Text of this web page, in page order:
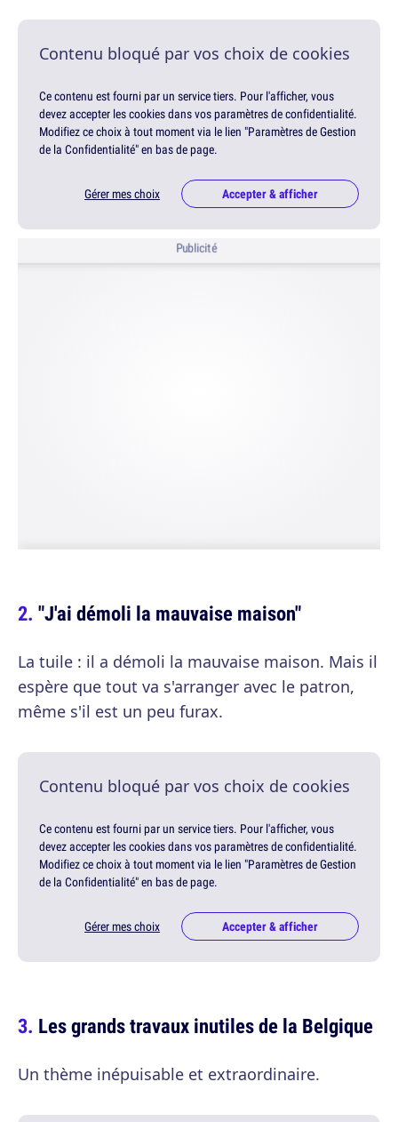
Contenu bloqué par vos choix de cookies
Ce contenu est fourni par un service tiers. Pour l'afficher, vous
devez accepter les cookies dans vos paramètres de confidentialité.
Modifiez ce choix à tout moment via le lien "Paramètres de Gestion
de la Confidentialité" en bas de page.
Gérer mes choix Accepter & afficher
Publicité
"J'ai démoli la mauvaise maison"
La tuile : il a démoli la mauvaise maison. Mais il
espère que tout va s'arranger avec le patron,
même s'il est un peu furax.
Contenu bloqué par vos choix de cookies
Ce contenu est fourni par un service tiers. Pour l'afficher, vous
devez accepter les cookies dans vos paramètres de confidentialité.
Modifiez ce choix à tout moment via le lien "Paramètres de Gestion
de la Confidentialité" en bas de page.
Gérer mes choix Accepter & afficher
Les grands travaux inutiles de la Belgique
Un thème inépuisable et extraordinaire.